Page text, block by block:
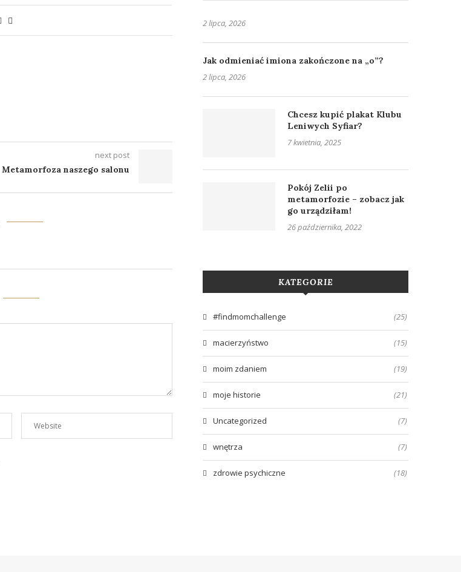
next post
Metamorfoza naszego salonu
2 lipca, 2026
Jak odmieniać imiona zakończone na „o”?
2 lipca, 2026
Chcesz kupić plakat Klubu
Leniwych Syfiar?
7 kwietnia, 2025
Pokój Zelii po
metamorfozie – zobacz jak
go urządziłam!
26 października, 2022
KATEGORIE
#findmomchallenge (25)
macierzyństwo (15)
moim zdaniem (19)
moje historie (21)
Uncategorized (7)
wnętrza (7)
zdrowie psychiczne (18)